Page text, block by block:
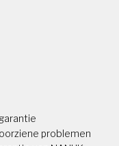
problemen